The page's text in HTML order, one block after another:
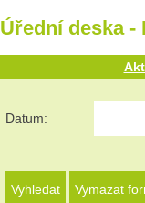
Úřední deska
Datum: